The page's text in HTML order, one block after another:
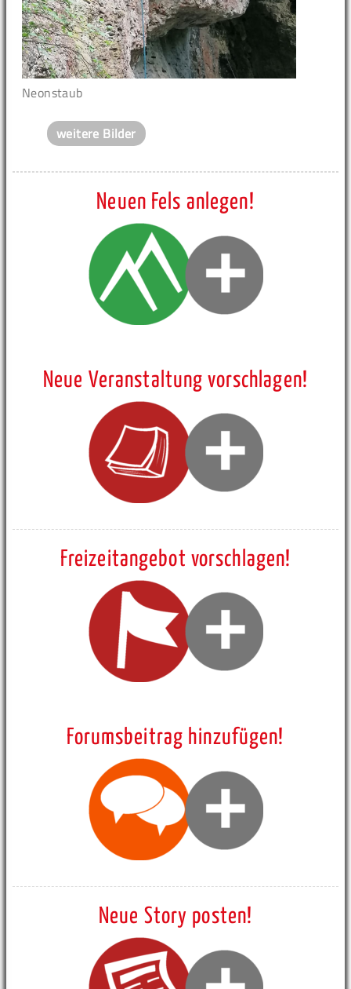
Neonstaub
weitere Bilder
Neuen Fels anlegen!
Neue Veranstaltung vorschlagen!
Freizeitangebot vorschlagen!
Forumsbeitrag hinzufügen!
Neue Story posten!